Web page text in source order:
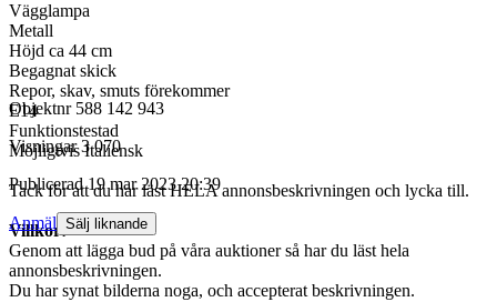
Vägglampa
Metall
Höjd ca 44 cm
Begagnat skick
Repor, skav, smuts förekommer
E14
Funktionstestad
Möjligtvis Italiensk
Tack för att du har läst HELA annonsbeskrivningen och lycka till.
Villkor:
Genom att lägga bud på våra auktioner så har du läst hela
annonsbeskrivningen.
Du har synat bilderna noga, och accepterat beskrivningen.
Objektnr 588 142 943
Visningar 3 070
Publicerad 19 mar 2023 20:39
Anmäl Sälj liknande